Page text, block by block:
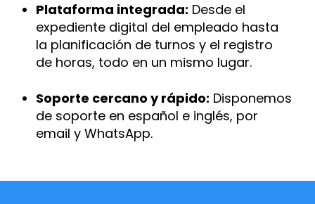
Plataforma integrada: Desde el
expediente digital del empleado hasta
la planificación de turnos y el registro
de horas, todo en un mismo lugar.
Soporte cercano y rápido: Disponemos
de soporte en español e inglés, por
email y WhatsApp.